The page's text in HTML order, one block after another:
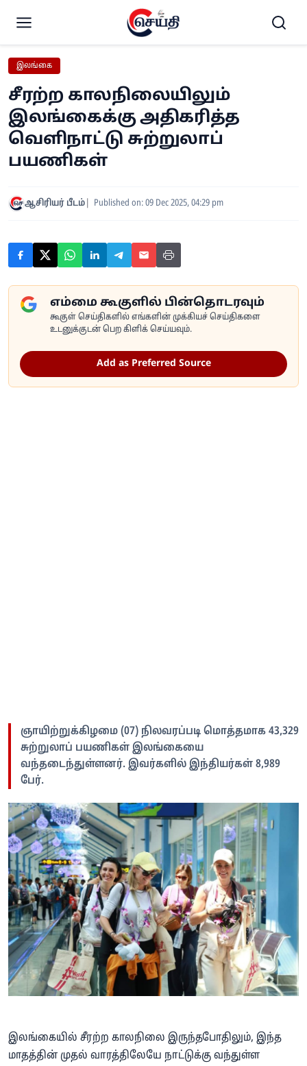
இலங்கை
சீரற்ற காலநிலையிலும்
இலங்கைக்கு அதிகரித்த
வெளிநாட்டு சுற்றுலாப்
பயணிகள்
ஆசிரியர் பீடம் Published on: 09 Dec 2025, 04:29 pm
எம்மை கூகுளில் பின்தொடரவும்
கூகுள் செய்திகளில் எங்களின் முக்கியச் செய்திகளை
உடனுக்குடன் பெற கிளிக் செய்யவும்.
Add as Preferred Source
ஞாயிற்றுக்கிழமை (07) நிலவரப்படி மொத்தமாக 43,329
சுற்றுலாப் பயணிகள் இலங்கையை
வந்தடைந்துள்ளனர். இவர்களில் இந்தியர்கள் 8,989
பேர்.
இலங்கையில் சீரற்ற காலநிலை இருந்தபோதிலும், இந்த
மாதத்தின் முதல் வாரத்திலேயே நாட்டுக்கு வந்துள்ள